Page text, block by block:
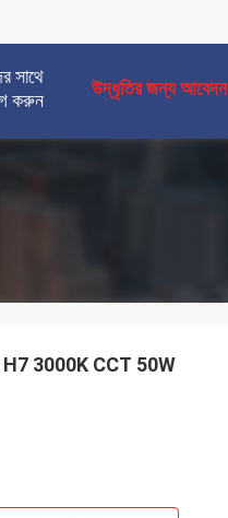
সাথে
করুন
উদ্ধৃতির জন্য আবেদন
H7 3000K CCT 50W